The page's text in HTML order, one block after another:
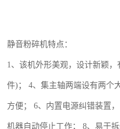
静音粉碎机特点：
1、该机外形美观，设计新颖
件)； 4、集主轴两端设有两个
方便； 6、内置电源纠错装置
机器自动停止工作； 8、易于